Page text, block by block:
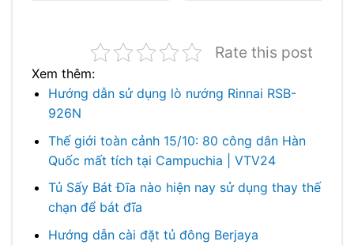
Rate this post
Xem thêm:
Hướng dẫn sử dụng lò nướng Rinnai RSB-
926N
Thế giới toàn cảnh 15/10: 80 công dân Hàn
Quốc mất tích tại Campuchia | VTV24
Tủ Sấy Bát Đĩa nào hiện nay sử dụng thay thế
chạn để bát đĩa
Hướng dẫn cài đặt tủ đông Berjaya